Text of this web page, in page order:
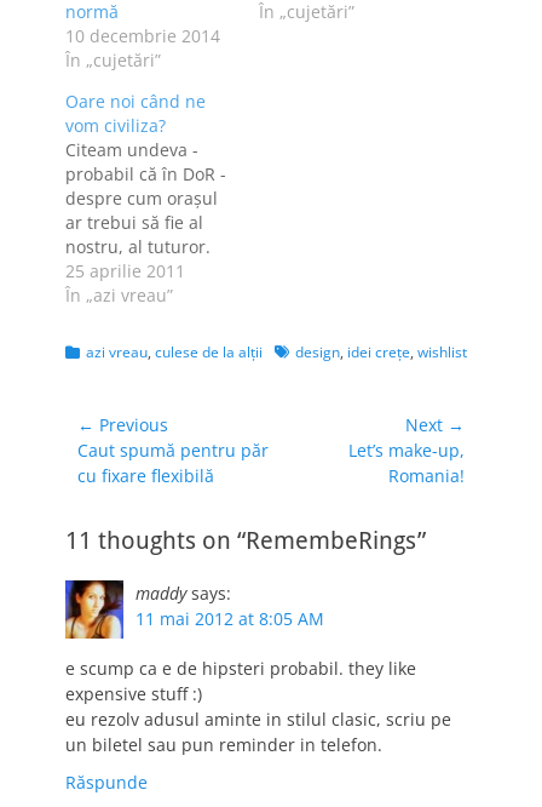
normă
10 decembrie 2014
În „cujetări”
În „cujetări”
Oare noi când ne
vom civiliza?
Citeam undeva -
probabil că în DoR -
despre cum oraşul
ar trebui să fie al
nostru, al tuturor.
Spaţiile publice să
nu fie doar locuri
locuri pe care să le
simţim ca fiind ale
era vorba despre
Bucureşti, dar ideea
se poate aplica…
25 aprilie 2011
În „azi vreau”
Categories
azi vreau, culese de la alţii Tagsdesign, idei creţe, wishlist
Navigare
în
articole
← Previous
Previous
post:
Caut spumă pentru păr
cu fixare flexibilă
Next →
Let’s make-up,
Romania!
11 thoughts on “RemembeRings”
maddy says:
11 mai 2012 at 8:05 AM
e scump ca e de hipsteri probabil. they like
expensive stuff :)
eu rezolv adusul aminte in stilul clasic, scriu pe
un biletel sau pun reminder in telefon.
Răspunde